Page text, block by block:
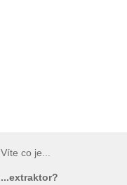
Víte co je...
...extraktor?